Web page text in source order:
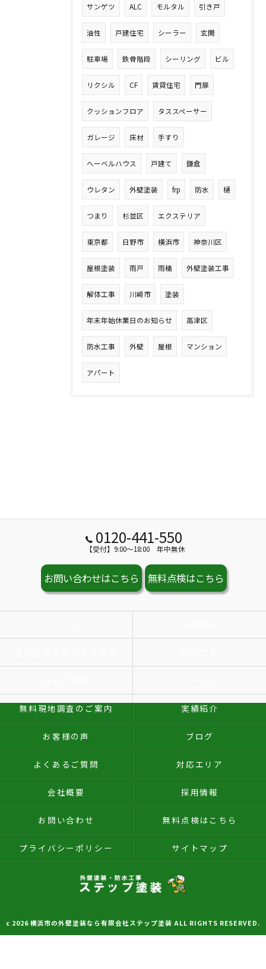
サンゲツ ALC モルタル 引き戸
油性 戸建住宅 シーラー 玄関
駐車場 鉄骨階段 シーリング ビル
リクシル CF 賃貸住宅 門扉
クッションフロア タススペーサー
ガレージ 床材 手すり
へーベルハウス 戸建て 鎌倉
ウレタン 外壁塗装 frp 防水 樋
つまり 杉並区 エクステリア
東京都 日野市 横浜市 神奈川区
屋根塗装 雨戸 雨桶 外壁塗装工事
解体工事 川崎市 塗装
年末年始休業日のお知らせ 高津区
防水工事 外壁 屋根 マンション
アパート
0120-441-550
【受付】9:00～18:00 年中無休
お問い合わせはこちら 無料点検はこちら
無料現地調査のご案内 実績紹介
お客様の声 ブログ
よくあるご質問 対応エリア
会社概要 採用情報
お問い合わせ 無料点検はこちら
プライバシーポリシー サイトマップ
c 2026 横浜市の外壁塗装なら有限会社ステップ塗装 ALL RIGHTS RESERVED.